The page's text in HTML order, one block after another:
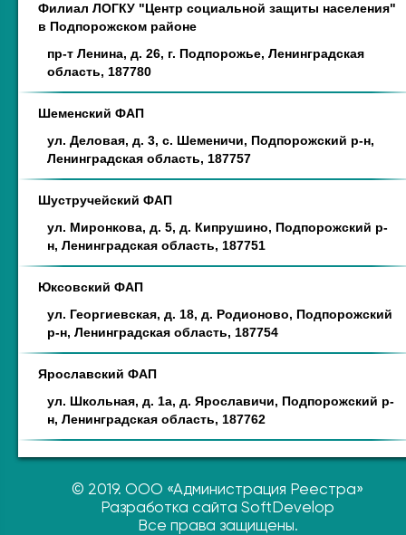
Филиал ЛОГКУ "Центр социальной защиты населения"
в Подпорожском районе
пр-т Ленина, д. 26, г. Подпорожье, Ленинградская
область, 187780
Шеменский ФАП
ул. Деловая, д. 3, с. Шеменичи, Подпорожский р-н,
Ленинградская область, 187757
Шустручейский ФАП
ул. Миронкова, д. 5, д. Кипрушино, Подпорожский р-
н, Ленинградская область, 187751
Юксовский ФАП
ул. Георгиевская, д. 18, д. Родионово, Подпорожский
р-н, Ленинградская область, 187754
Ярославский ФАП
ул. Школьная, д. 1а, д. Ярославичи, Подпорожский р-
н, Ленинградская область, 187762
© 2019. ООО «Администрация Реестра»
Разработка сайта SoftDevelop
Все права защищены.